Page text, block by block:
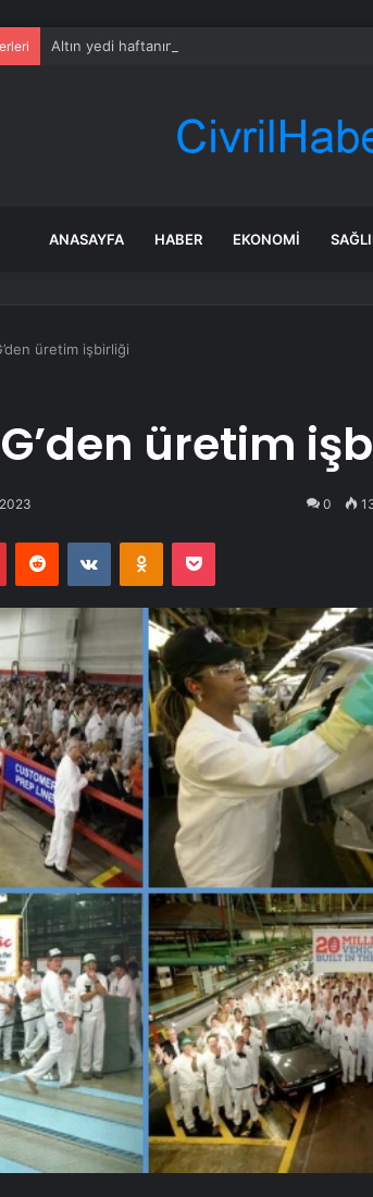
Altın yedi haftanın zirvesinde
ANASAYFA HABER EKONOMI
üretim işbirliği
üretim
0
PinterestReddit VKontakteOdnoklassniki
Pocket